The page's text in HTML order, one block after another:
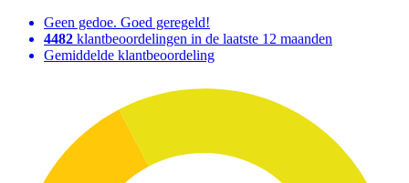
Geen gedoe. Goed geregeld!
4482 klantbeoordelingen in de laatste 12 maanden
Gemiddelde klantbeoordeling